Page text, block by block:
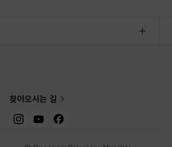
찾아오시는 길
인스타그램
유튜브 페이스북